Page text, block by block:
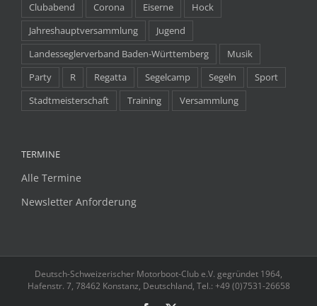
Clubabend
Corona Eiserne
Hock
Jahreshauptversammlung
Jugend
Landesseglerverband Baden-Württemberg
Musik
Party
R Regatta Segelcamp Segeln
Sport
Stadtmeisterschaft
Training Versammlung
TERMINE
Alle Termine
Newsletter Anforderung
Deutsch-Schweizerischer Motorboot-Club e.V. gegründet 1964,
Hafenstr. 7, 78462 Konstanz, Deutschland, Tel.: +49 (0)7531-26658